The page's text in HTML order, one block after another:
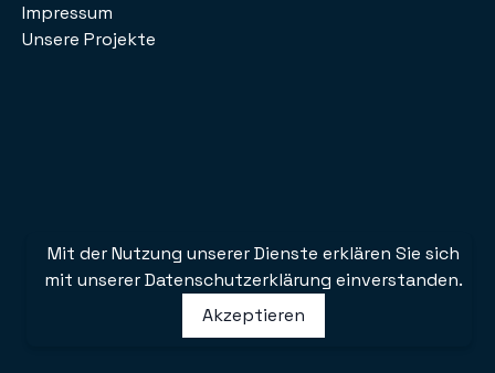
Mit der Nutzung unserer Dienste erklären Sie sich
mit unserer Datenschutzerklärung einverstanden.
Akzeptieren
Impressum
Unsere Projekte